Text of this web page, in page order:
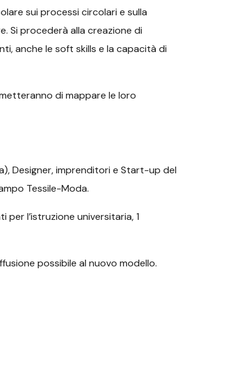
sui processi circolari e sulla
Si procederà alla creazione di
anche le soft skills e la capacità di
di mappare le loro
Designer, imprenditori e Start-up del
Tessile-Moda.
l’istruzione universitaria, 1
possibile al nuovo modello.